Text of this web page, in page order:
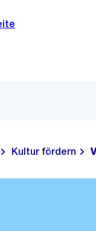
Kultur fördern